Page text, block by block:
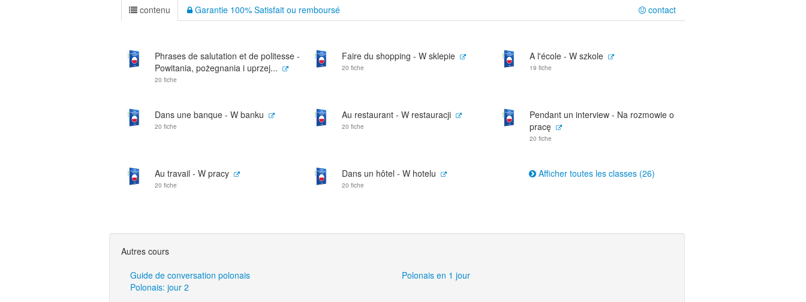
contenu Garantie 100% Satisfait ou remboursé contact
Phrases de salutation et de politesse -
Powitania, pożegnania i uprzej...
20 fiche
Faire du shopping - W sklepie
20 fiche
A l'école - W szkole
19 fiche
Dans une banque - W banku
20 fiche
Au restaurant - W restauracji
20 fiche
Pendant un interview - Na rozmowie o
pracę
20 fiche
Au travail - W pracy
20 fiche
Dans un hôtel - W hotelu
20 fiche
Afficher toutes les classes (26)
Autres cours
Guide de conversation polonais
Polonais en 1 jour
Polonais: jour 2